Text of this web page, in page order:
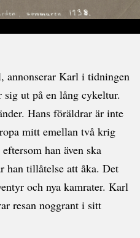
annonserar Karl i tidningen
sig ut på en lång cykeltur.
Hans föräldrar är inte
mitt emellan två krig
han även ska
han tillåtelse att åka. Det
och nya kamrater. Karl
resan noggrant i sitt